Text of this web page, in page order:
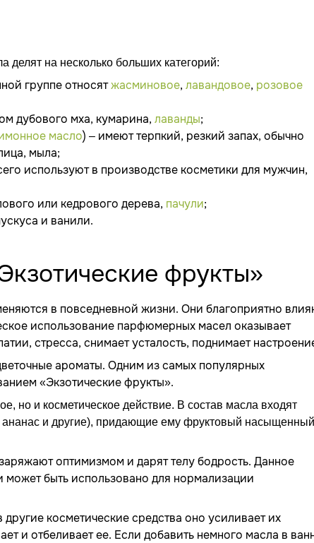
на несколько больших категорий:
группе относятжасминовое,лавандовое, розовое
дубового мха, кумарина,лаванды;
масло) – имеют терпкий, резкий запах, обычно
мыла;
используют в производстве косметики для мужчин,
или кедрового дерева, пачули;
и ванили.
фрукты»
в повседневной жизни. Они благоприятно
использование парфюмерных масел оказывает
стресса, снимает усталость, поднимает
ароматы. Одним из самых популярных
«Экзотические фрукты».
но и косметическое действие. В состав масла входят
ананас и другие), придающие ему фруктовый насыщенный
оптимизмом и дарят телу бодрость. Данное
быть использовано для нормализации
косметические средства оно усиливает их
и отбеливает ее. Если добавить немного масла в